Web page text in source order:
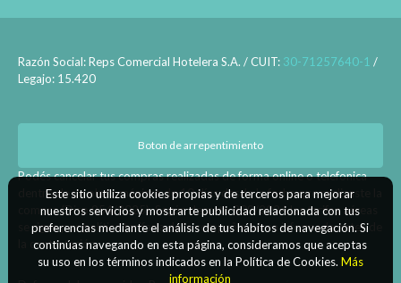
Razón Social: Reps Comercial Hotelera S.A. / CUIT: 30-71257640-1 /
Legajo: 15.420
Boton de arrepentimiento
Podés cancelar tus compras realizadas de forma online o telefonica
dentro de un plazo máximo de 10 días desde la fecha que realizaste la
compra (Disp.954/2025). Según decreto 809/2024 las tarifas aéreas
se rigen por política tarifaria de la compañía aérea informada antes de
la contratación.
Este sitio utiliza cookies propias y de terceros para mejorar
nuestros servicios y mostrarte publicidad relacionada con tus
preferencias mediante el análisis de tus hábitos de navegación. Si
continúas navegando en esta página, consideramos que aceptas
su uso en los términos indicados en la Política de Cookies. Más
información